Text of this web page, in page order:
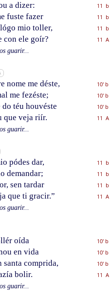
a dizer:
11 b
fuste fazer
11 b
mio toller,
11 b
con ele goír?
11 A
guarir...
nome me déste,
10' b
me fezéste;
10' b
téu houvéste
10' b
que veja riír.
11 A
guarir...
pódes dar,
11 b
demandar;
11 b
sen tardar
11 b
que ti gracir.”
11 A
guarir...
oída
10' b
en vida
10' b
santa comprida,
10' b
bolir.
11 A
guarir...